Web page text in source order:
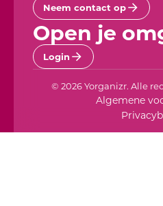
Neem contact op
Open je
Login
© 2026 Yorganizr. Alle
Algemene